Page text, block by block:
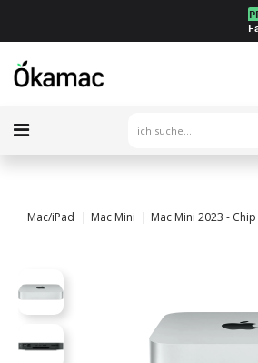
Mac/iPad Mac Mini Mac Mini 2023 -